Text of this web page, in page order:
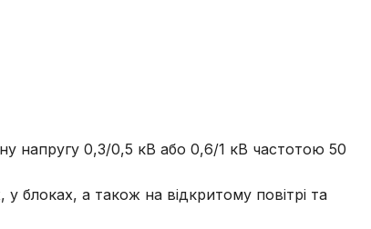
напругу 0,3/0,5 кВ або 0,6/1 кВ частотою 50
блоках, а також на відкритому повітрі та